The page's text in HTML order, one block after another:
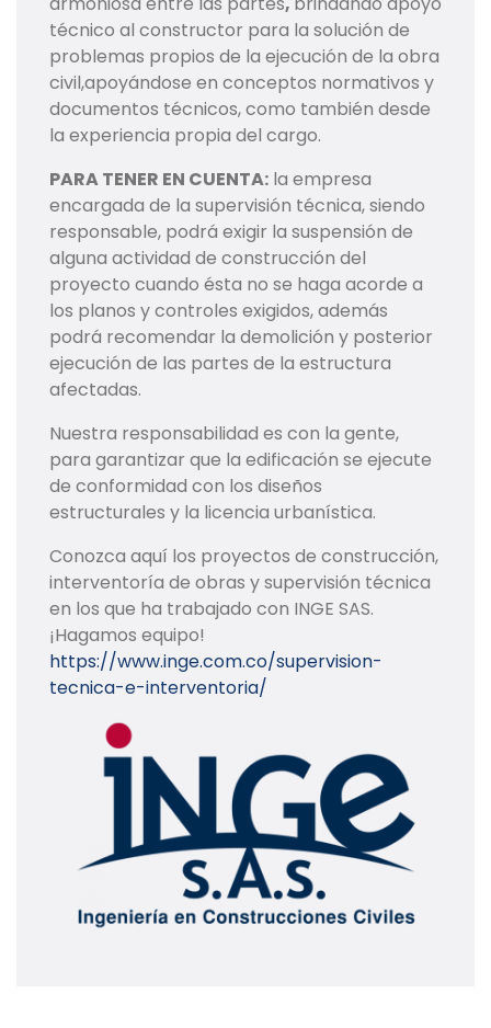
técnico al constructor para la solución de
problemas propios de la ejecución de la obra
civil,apoyándose en conceptos normativos y
documentos técnicos, como también desde
la experiencia propia del cargo.
PARA TENER EN CUENTA: la empresa
encargada de la supervisión técnica, siendo
responsable, podrá exigir la suspensión de
alguna actividad de construcción del
proyecto cuando ésta no se haga acorde a
los planos y controles exigidos, además
podrá recomendar la demolición y posterior
ejecución de las partes de la estructura
afectadas.
Nuestra responsabilidad es con la gente,
para garantizar que la edificación se ejecute
de conformidad con los diseños
estructurales y la licencia urbanística.
Conozca aquí los proyectos de construcción,
interventoría de obras y supervisión técnica
en los que ha trabajado con INGE SAS.
¡Hagamos equipo!
https://www.inge.com.co/supervision-
tecnica-e-interventoria/